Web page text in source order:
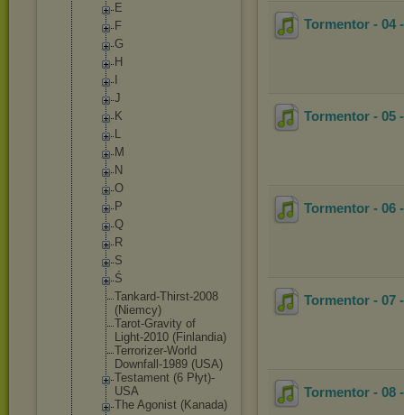
E
F
G
H
J
K
L
M
N
O
P
Q
R
S
Ś
Tankard-Thirst-2008
(Niemcy)
Tarot-Gravity of
Light-2010 (Finlandia)
Terrorizer-World
Downfall-1989 (USA)
Testament (6 Płyt)-
USA
The Agonist (Kanada)
Tormentor - 04
Tormentor - 05
Tormentor - 06
Tormentor - 07
Tormentor - 08